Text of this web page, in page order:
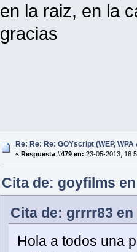
en la raiz, en la
gracias
Re: Re: Re: GOYscript (WEP, WPA
« Respuesta #479 en: 23-05-2013,
Cita de: goyfilms
Cita de: grrrr83 en
Hola a todos una